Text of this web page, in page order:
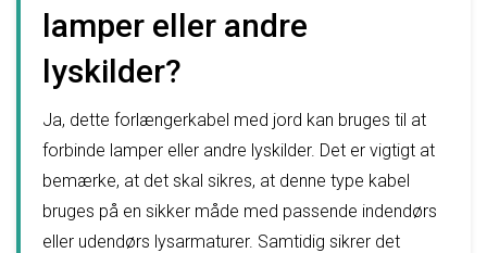
lamper eller andre
lyskilder?
Ja, dette forlængerkabel med jord kan bruges til at
forbinde lamper eller andre lyskilder. Det er vigtigt at
bemærke, at det skal sikres, at denne type kabel
bruges på en sikker måde med passende indendørs
eller udendørs lysarmaturer. Samtidig sikrer det